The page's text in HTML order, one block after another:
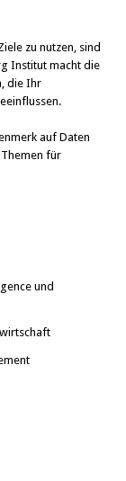
zu nutzen, sind
Institut macht die
die Ihr
auf Daten
für
und